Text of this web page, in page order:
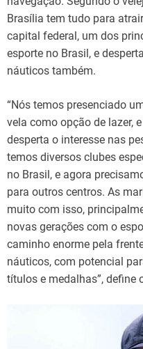
Brasília tem tudo para
capital federal, um dos
esporte no Brasil, e
náuticos também.
“Nós temos presenciado
vela como opção de lazer,
desperta o interesse nas
temos diversos clubes
no Brasil, e agora
para outros centros. As
muito com isso,
novas gerações com o
caminho enorme pela
náuticos, com potencial
títulos e medalhas”, define